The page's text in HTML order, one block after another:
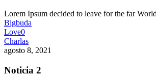
Lorem Ipsum decided to leave for the far
Bigbuda
Love0
Charlas
agosto 8, 2021
Noticia 2